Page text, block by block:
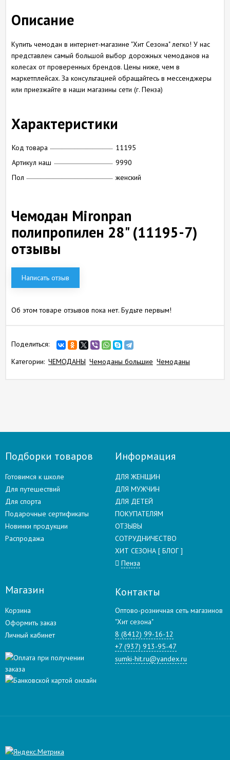
Описание
Купить чемодан в интернет-магазине "Хит Сезона" легко! У нас
представлен самый большой выбор дорожных чемоданов на
колесах от проверенных брендов. Цены ниже, чем в
маркетплейсах. За консультацией обращайтесь в мессенджеры
или приезжайте в наши магазины сети (г. Пенза)
Характеристики
Код товара
11195
Артикул наш
9990
Пол
женский
Чемодан Mironpan
полипропилен 28" (11195-7)
отзывы
Написать отзыв
Об этом товаре отзывов пока нет. Будьте первым!
Поделиться:
Категории: ЧЕМОДАНЫ Чемоданы большие Чемоданы
Подборки товаров
Готовимся к школе
Для путешествий
Для спорта
Подарочные сертификаты
Новинки продукции
Распродажа
Информация
ДЛЯ ЖЕНЩИН
ДЛЯ МУЖЧИН
ДЛЯ ДЕТЕЙ
ПОКУПАТЕЛЯМ
ОТЗЫВЫ
СОТРУДНИЧЕСТВО
ХИТ СЕЗОНА [ БЛОГ ]
Пенза
Магазин
Корзина
Оформить заказ
Личный кабинет
Контакты
Оптово-розничная сеть магазинов
"Хит сезона"
8 (8412) 99-16-12
+7 (937) 913-95-47
sumki-hit.ru@yandex.ru